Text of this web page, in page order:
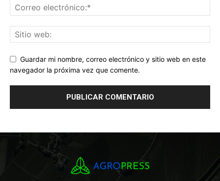
Guardar mi nombre, correo electrónico y sitio web en este
navegador la próxima vez que comente.